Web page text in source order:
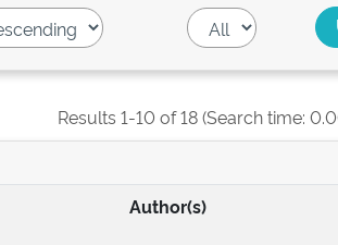
Results 1-10 of 18 (Search time:
Author(s)